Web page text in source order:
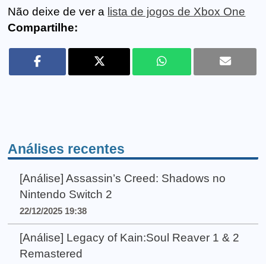
Não deixe de ver a lista de jogos de Xbox One
Compartilhe:
Análises recentes
[Análise] Assassin’s Creed: Shadows no
Nintendo Switch 2
22/12/2025 19:38
[Análise] Legacy of Kain:Soul Reaver 1 & 2
Remastered